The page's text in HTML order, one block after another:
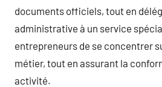
documents officiels, tout en
administrative à un service
entrepreneurs de se concentrer
métier, tout en assurant la
activité.